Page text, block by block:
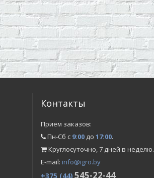
Контакты
Прием заказов:
Пн-Сб с 9:00 до 17:00.
Круглосуточно, 7 дней в неделю.
E-mail: info@igro.by
+375 (44) 545-22-44